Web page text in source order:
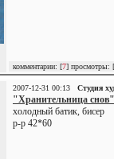
комментарии: [7] просмотры: [
2007-12-31 00:13 Студия
"Хранительница снов"
холодный батик, бисер
р-р 42*60